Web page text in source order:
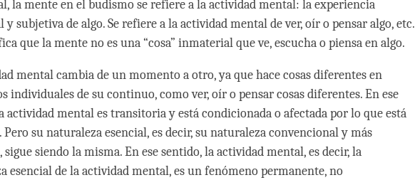
la mente en el budismo se refiere a la actividad mental: la experiencia
subjetiva de algo. Se refiere a la actividad mental de ver, oír o pensar algo, etc.
que la mente no es una “cosa” inmaterial que ve, escucha o piensa en algo.
mental cambia de un momento a otro, ya que hace cosas diferentes en
individuales de su continuo, como ver, oír o pensar cosas diferentes. En ese
actividad mental es transitoria y está condicionada o afectada por lo que está
Pero su naturaleza esencial, es decir, su naturaleza convencional y más
siendo la misma. En ese sentido, la actividad mental, es decir, la
esencial de la actividad mental, es un fenómeno permanente, no